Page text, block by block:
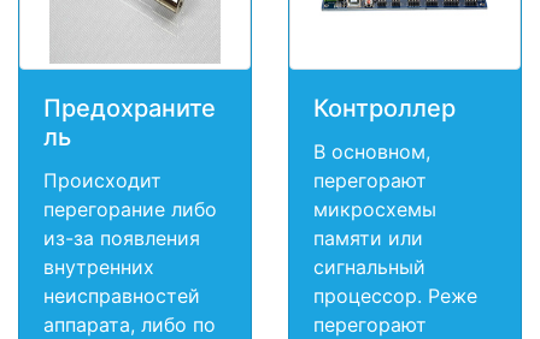
Предохраните
ль
Происходит
перегорание либо
из-за появления
внутренних
неисправностей
аппарата, либо по
Контроллер
В основном,
перегорают
микросхемы
памяти или
сигнальный
процессор. Реже
перегорают